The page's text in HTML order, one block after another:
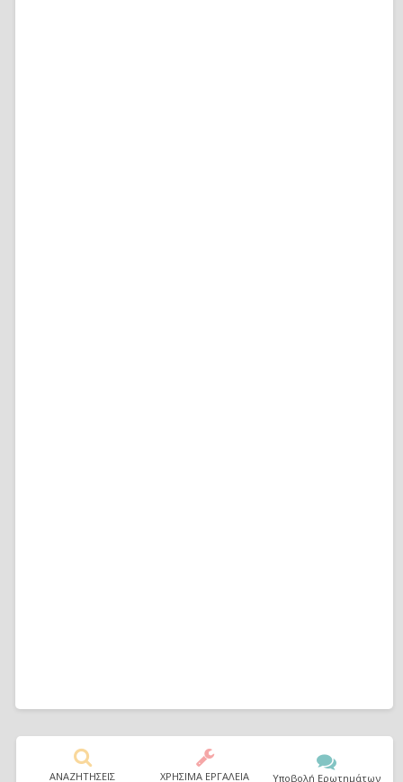
ΑΝΑΖΗΤΗΣΕΙΣ ΧΡΗΣΙΜΑ ΕΡΓΑΛΕΙΑ Υποβολή Ερωτημάτων